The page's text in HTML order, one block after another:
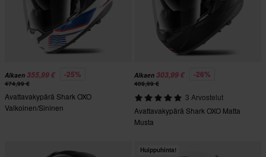
Alkaen 355,99 € -25%
474,99 €
Avattavakypärä Shark OXO
Valkoinen/Sininen
Alkaen 303,99 € -26%
409,99 €
3 Arvostelut
Avattavakypärä Shark OXO Matta
Musta
Huippuhinta!